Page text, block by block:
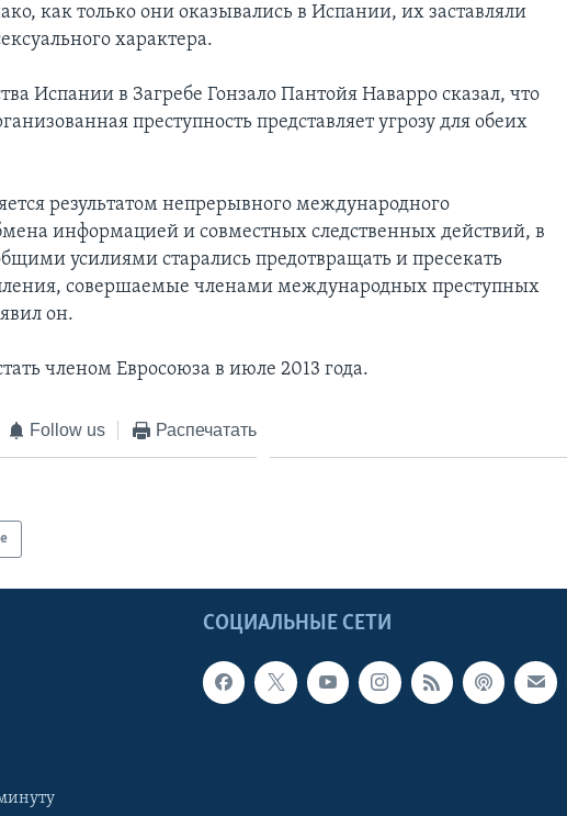
как только они оказывались в Испании, их заставляли
характера.
Испании в Загребе Гонзало Пантойя Наварро сказал, что
преступность представляет угрозу для обеих
результатом непрерывного международного
информацией и совместных следственных действий, в
усилиями старались предотвращать и пресекать
совершаемые членами международных преступных
он.
членом Евросоюза в июле 2013 года.
Follow us Распечатать
СОЦИАЛЬНЫЕ СЕТИ